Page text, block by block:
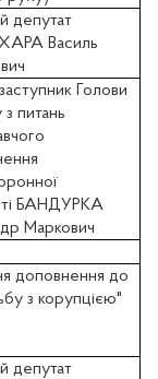
депутат
ХАРА Василь
Голови
з питань
БАНДУРКА
Маркович
доповнення до
з корупцією"
депутат